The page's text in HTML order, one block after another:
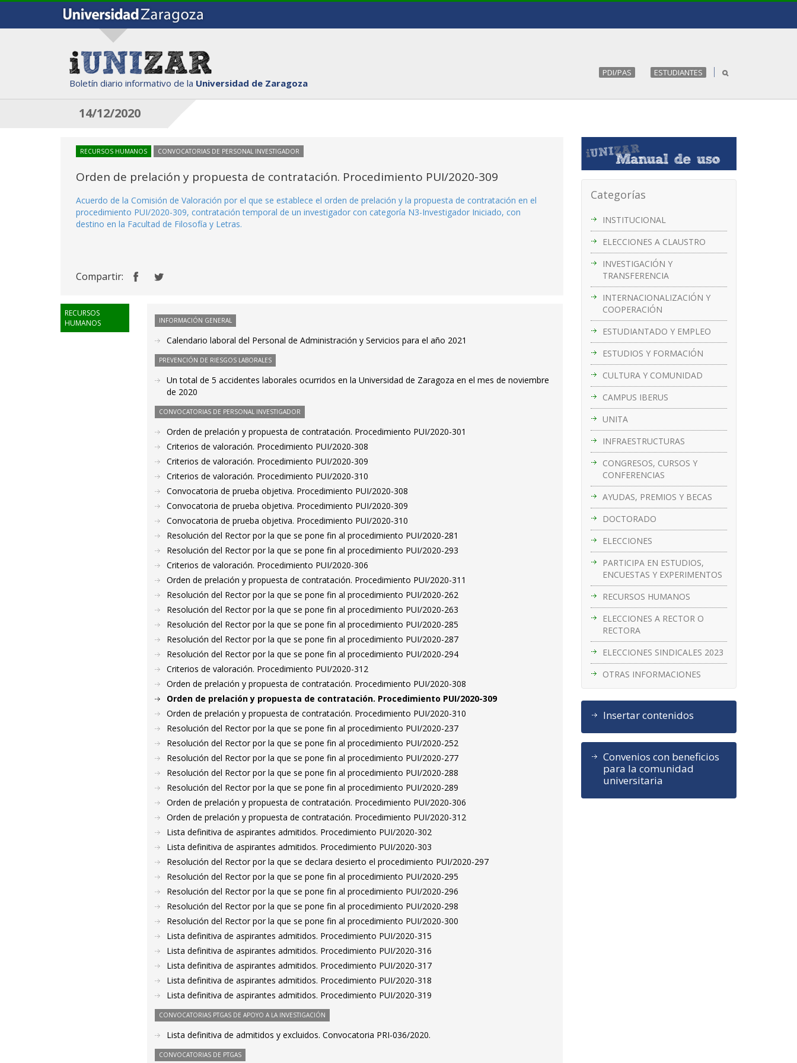
Boletín diario informativo de la Universidad de Zaragoza
PDI/PAS ESTUDIANTES
14/12/2020
Categorías
INSTITUCIONAL
ELECCIONES A CLAUSTRO
INVESTIGACIÓN Y
TRANSFERENCIA
INTERNACIONALIZACIÓN Y
COOPERACIÓN
ESTUDIANTADO Y EMPLEO
ESTUDIOS Y FORMACIÓN
CULTURA Y COMUNIDAD
CAMPUS IBERUS
UNITA
INFRAESTRUCTURAS
CONGRESOS, CURSOS Y
CONFERENCIAS
AYUDAS, PREMIOS Y BECAS
DOCTORADO
ELECCIONES
PARTICIPA EN ESTUDIOS,
ENCUESTAS Y EXPERIMENTOS
RECURSOS HUMANOS
ELECCIONES A RECTOR O
RECTORA
ELECCIONES SINDICALES 2023
OTRAS INFORMACIONES
Insertar contenidos
Convenios con beneficios
para la comunidad
universitaria
RECURSOS HUMANOS CONVOCATORIAS DE PERSONAL INVESTIGADOR
Orden de prelación y propuesta de contratación. Procedimiento PUI/2020-309
Acuerdo de la Comisión de Valoración por el que se establece el orden de prelación y la propuesta de contratación en el
procedimiento PUI/2020-309, contratación temporal de un investigador con categoría N3-Investigador Iniciado, con
destino en la Facultad de Filosofía y Letras.
Compartir:
RECURSOS
HUMANOS
INFORMACIÓN GENERAL
Calendario laboral del Personal de Administración y Servicios para el año 2021
PREVENCIÓN DE RIESGOS LABORALES
Un total de 5 accidentes laborales ocurridos en la Universidad de Zaragoza en el mes de noviembre
de 2020
CONVOCATORIAS DE PERSONAL INVESTIGADOR
Orden de prelación y propuesta de contratación. Procedimiento PUI/2020-301
Criterios de valoración. Procedimiento PUI/2020-308
Criterios de valoración. Procedimiento PUI/2020-309
Criterios de valoración. Procedimiento PUI/2020-310
Convocatoria de prueba objetiva. Procedimiento PUI/2020-308
Convocatoria de prueba objetiva. Procedimiento PUI/2020-309
Convocatoria de prueba objetiva. Procedimiento PUI/2020-310
Resolución del Rector por la que se pone fin al procedimiento PUI/2020-281
Resolución del Rector por la que se pone fin al procedimiento PUI/2020-293
Criterios de valoración. Procedimiento PUI/2020-306
Orden de prelación y propuesta de contratación. Procedimiento PUI/2020-311
Resolución del Rector por la que se pone fin al procedimiento PUI/2020-262
Resolución del Rector por la que se pone fin al procedimiento PUI/2020-263
Resolución del Rector por la que se pone fin al procedimiento PUI/2020-285
Resolución del Rector por la que se pone fin al procedimiento PUI/2020-287
Resolución del Rector por la que se pone fin al procedimiento PUI/2020-294
Criterios de valoración. Procedimiento PUI/2020-312
Orden de prelación y propuesta de contratación. Procedimiento PUI/2020-308
Orden de prelación y propuesta de contratación. Procedimiento PUI/2020-309
Orden de prelación y propuesta de contratación. Procedimiento PUI/2020-310
Resolución del Rector por la que se pone fin al procedimiento PUI/2020-237
Resolución del Rector por la que se pone fin al procedimiento PUI/2020-252
Resolución del Rector por la que se pone fin al procedimiento PUI/2020-277
Resolución del Rector por la que se pone fin al procedimiento PUI/2020-288
Resolución del Rector por la que se pone fin al procedimiento PUI/2020-289
Orden de prelación y propuesta de contratación. Procedimiento PUI/2020-306
Orden de prelación y propuesta de contratación. Procedimiento PUI/2020-312
Lista definitiva de aspirantes admitidos. Procedimiento PUI/2020-302
Lista definitiva de aspirantes admitidos. Procedimiento PUI/2020-303
Resolución del Rector por la que se declara desierto el procedimiento PUI/2020-297
Resolución del Rector por la que se pone fin al procedimiento PUI/2020-295
Resolución del Rector por la que se pone fin al procedimiento PUI/2020-296
Resolución del Rector por la que se pone fin al procedimiento PUI/2020-298
Resolución del Rector por la que se pone fin al procedimiento PUI/2020-300
Lista definitiva de aspirantes admitidos. Procedimiento PUI/2020-315
Lista definitiva de aspirantes admitidos. Procedimiento PUI/2020-316
Lista definitiva de aspirantes admitidos. Procedimiento PUI/2020-317
Lista definitiva de aspirantes admitidos. Procedimiento PUI/2020-318
Lista definitiva de aspirantes admitidos. Procedimiento PUI/2020-319
CONVOCATORIAS PTGAS DE APOYO A LA INVESTIGACIÓN
Lista definitiva de admitidos y excluidos. Convocatoria PRI-036/2020.
CONVOCATORIAS DE PTGAS